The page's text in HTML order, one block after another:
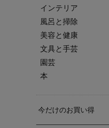
インテリア
風呂と掃除
美容と健康
文具と手芸
園芸
本
今だけのお買い得